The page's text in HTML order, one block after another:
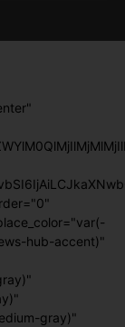
hub-accent)"
gray)"